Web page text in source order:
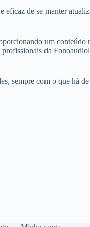
eficaz de se manter
um conteúdo
da
sempre com o que há